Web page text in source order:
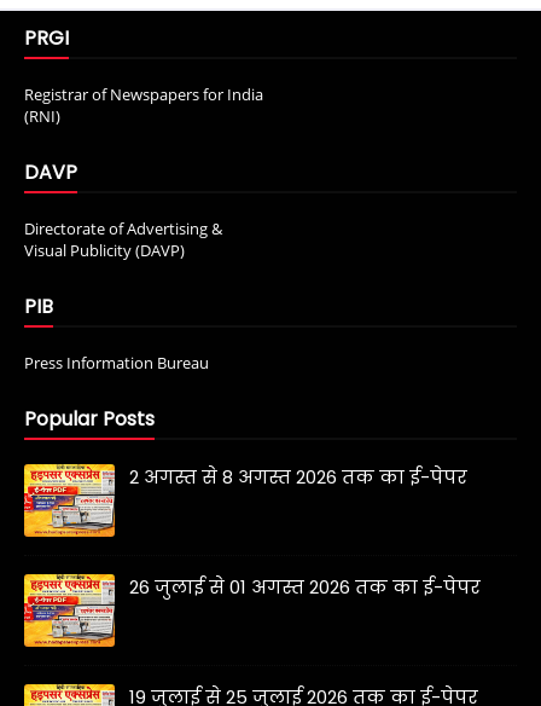
PRGI
Registrar of Newspapers for India
(RNI)
DAVP
Directorate of Advertising &
Visual Publicity (DAVP)
PIB
Press Information Bureau
Popular Posts
2 अगस्त से 8 अगस्त 2026 तक का ई-पेपर
26 जुलाई से 01 अगस्त 2026 तक का ई-पेपर
19 जुलाई से 25 जुलाई 2026 तक का ई-पेपर